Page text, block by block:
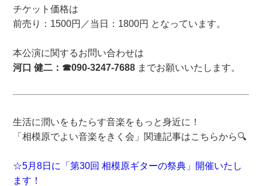
チケット価格は
前売り：1500円／当日：1800円 となっています。
本公演に関するお問い合わせは
河口 健二：☎090-3247-7688までお願いいたします。
生活に潤いをもたらす音楽をもっと身近に！
「相模原でよい音楽をきく会」関連記事はこちらから🔍
☆5月8日に「第30回 相模原ギターの祭典」開催いたし
ます！